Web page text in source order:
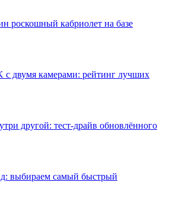
роскошный кабриолет на базе
с двумя камерами: рейтинг лучших
другой: тест-драйв обновлённого
выбираем самый быстрый